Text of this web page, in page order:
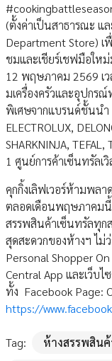
(ตั้งค่าเป็นสาธารณะ แ
Department Store) เ
ชมและเชียร์เชฟมือให
12 พฤษภาคม 2569 เ
มเครื่องครัวและอุปกร
พิเศษจากแบรนด์ชั้นนำ
ELECTROLUX,
SHARKNINJA,
1 ศูนย์การค้าเซ็นทรัลเ
คุกกิ้งเลิฟเวอร์ห้ามพล
ตลอดเดือนพฤษภาคมนี้
สรรพสินค้าเซ็นทรัลทุก
สุดสะดวกของห้างฯ ไม่
Personal Shopper
Central App และเว็บไ
ทั้ง Facebook Page:
https://
Tag:
ห้างสรรพสิน